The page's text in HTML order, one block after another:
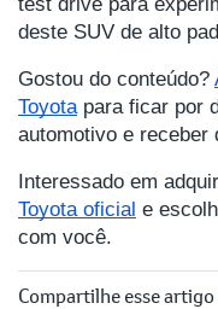
deste SUV de alto
Gostou do conteúdo?
Toyota para ficar por
automotivo e receber
Interessado em
Toyota oficial e
com você.
Compartilhe esse artigo